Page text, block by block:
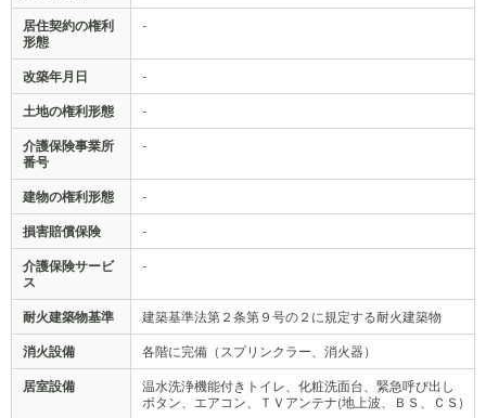
居住契約の権利
形態
-
改築年月日 -
土地の権利形態 -
介護保険事業所
番号
-
建物の権利形態 -
損害賠償保険 -
介護保険サービ
ス
-
耐火建築物基準 建築基準法第２条第９号の２に規定する耐火建築物
消火設備 各階に完備（スプリンクラー、消火器）
居室設備
温水洗浄機能付きトイレ、化粧洗面台、緊急呼び出し
ボタン、エアコン、ＴＶアンテナ(地上波、ＢＳ、ＣＳ)